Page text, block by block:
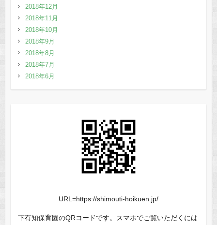
2018年12月
2018年11月
2018年10月
2018年9月
2018年8月
2018年7月
2018年6月
URL=https://shimouti-hoikuen.jp/
下有知保育園のQRコードです。スマホでご覧いただくには